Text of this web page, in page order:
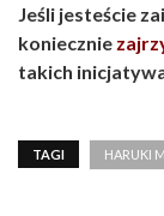
Jeśli jesteście
koniecznie
takich
TAGI HARUKI